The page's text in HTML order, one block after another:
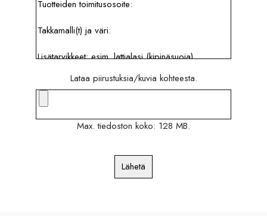
Lataa piirustuksia/kuvia kohteesta.
Max. tiedoston koko: 128 MB.
Lähetä